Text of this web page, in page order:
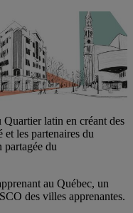
latin en créant des
les partenaires du
du
au Québec, un
des villes apprenantes.